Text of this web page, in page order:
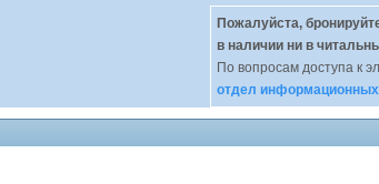
Пожалуйста,
в наличии ни в
По вопросам доступа к
отдел информационных